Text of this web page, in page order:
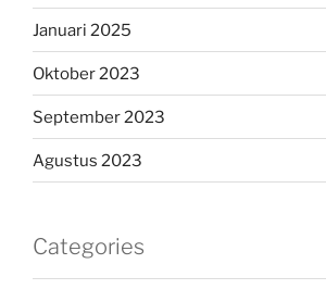
Januari 2025
Oktober 2023
September 2023
Agustus 2023
Categories